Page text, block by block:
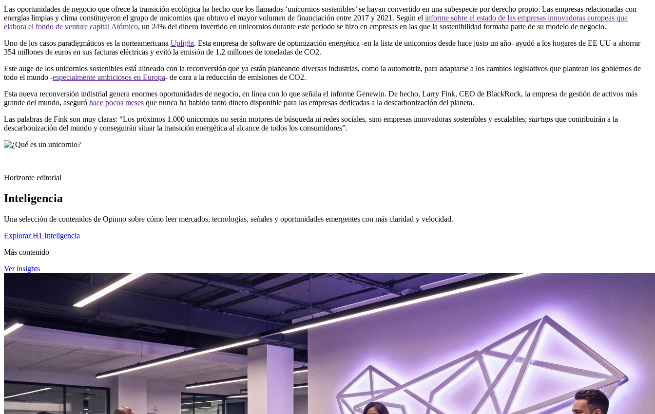
Las oportunidades de negocio que ofrece la transición ecológica ha hecho que los llamados ‘unicornios sostenibles’ se hayan convertido en una subespecie por derecho propio. Las empresas relacionadas con
energías limpias y clima constituyeron el grupo de unicornios que obtuvo el mayor volumen de financiación entre 2017 y 2021. Según el informe sobre el estado de las empresas innovadoras europeas que
elabora el fondo de venture capital Atómico, un 24% del dinero invertido en unicornios durante este periodo se hizo en empresas en las que la sostenibilidad formaba parte de su modelo de negocio.
Uno de los casos paradigmáticos es la norteamericana Uplight. Esta empresa de software de optimización energética -en la lista de unicornios desde hace justo un año- ayudó a los hogares de EE UU a ahorrar
354 millones de euros en sus facturas eléctricas y evitó la emisión de 1,2 millones de toneladas de CO2.
Este auge de los unicornios sostenibles está alineado con la reconversión que ya están planeando diversas industrias, como la automotriz, para adaptarse a los cambios legislativos que plantean los gobiernos de
todo el mundo -especialmente ambiciosos en Europa- de cara a la reducción de emisiones de CO2.
Esta nueva reconversión indistrial genera enormes oportunidades de negocio, en línea con lo que señala el informe Genewin. De hecho, Larry Fink, CEO de BlackRock, la empresa de gestión de activos más
grande del mundo, aseguró hace pocos meses que nunca ha habido tanto dinero disponible para las empresas dedicadas a la descarbonización del planeta.
Las palabras de Fink son muy claras: “Los próximos 1.000 unicornios no serán motores de búsqueda ni redes sociales, sino empresas innovadoras sostenibles y escalables; startups que contribuirán a la
descarbonización del mundo y conseguirán situar la transición energética al alcance de todos los consumidores”.
Horizonte editorial
Inteligencia
Una selección de contenidos de Opinno sobre cómo leer mercados, tecnologías, señales y oportunidades emergentes con más claridad y velocidad.
Explorar H1 Inteligencia
Más contenido
Ver insights